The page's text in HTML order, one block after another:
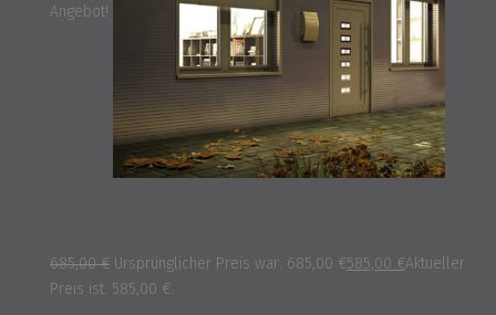
Angebot!
685,00€ Ursprünglicher Preis war: 685,00 €585,00 €Aktueller
Preis ist: 585,00 €.